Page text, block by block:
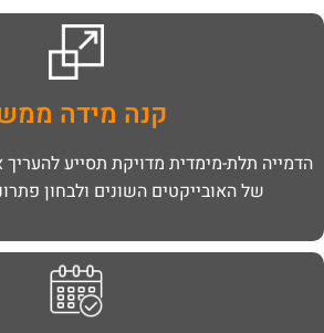
קנה מידה
הדמייה תלת-מימדית מדויקת תסייע
של האובייקטים השונים ולבחון